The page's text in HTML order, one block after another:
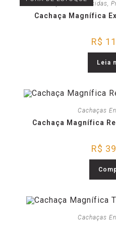
Cachaças Envelhecidas
Cachaça Magnífica
R$
Leia
Cachaças
Cachaça Magnífica
R$
Cachaças